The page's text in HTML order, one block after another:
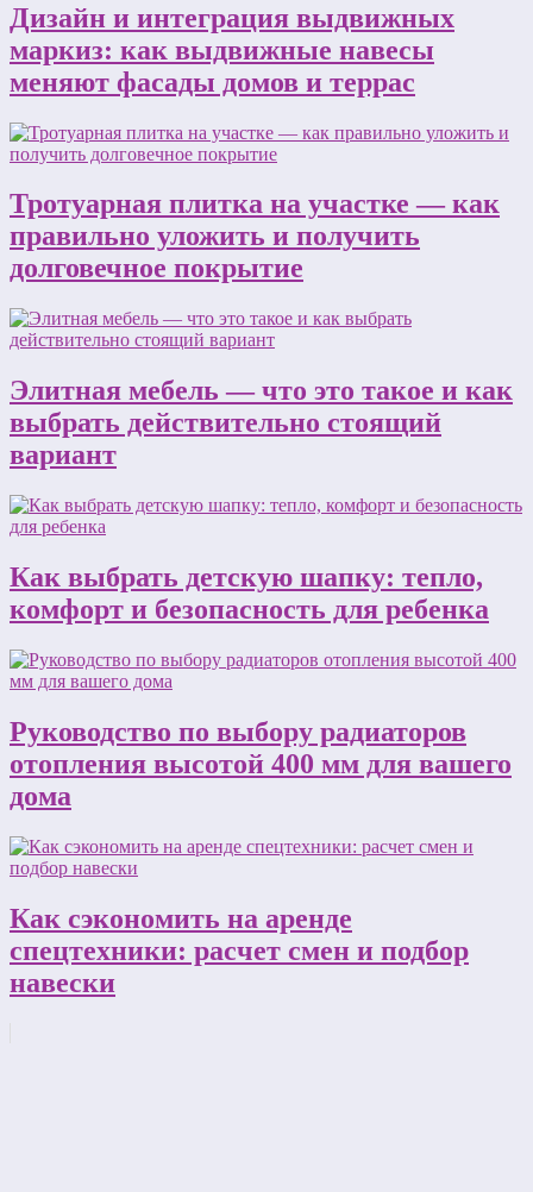
Дизайн и интеграция выдвижных
маркиз: как выдвижные навесы
меняют фасады домов и террас
Тротуарная плитка на участке — как
правильно уложить и получить
долговечное покрытие
Элитная мебель — что это такое и как
выбрать действительно стоящий
вариант
Как выбрать детскую шапку: тепло,
комфорт и безопасность для ребенка
Руководство по выбору радиаторов
отопления высотой 400 мм для вашего
дома
Как сэкономить на аренде
спецтехники: расчет смен и подбор
навески